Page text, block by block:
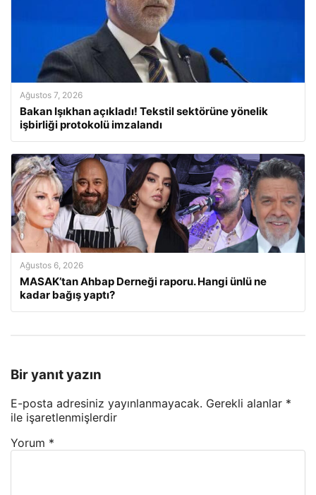
Ağustos 7, 2026
Bakan Işıkhan açıkladı! Tekstil sektörüne yönelik
işbirliği protokolü imzalandı
Ağustos 6, 2026
MASAK’tan Ahbap Derneği raporu. Hangi ünlü ne
kadar bağış yaptı?
Bir yanıt yazın
E-posta adresiniz yayınlanmayacak. Gerekli alanlar *
ile işaretlenmişlerdir
Yorum *